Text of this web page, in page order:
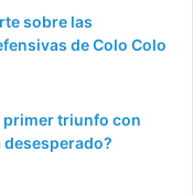
sobre las
de Colo Colo
primer triunfo con